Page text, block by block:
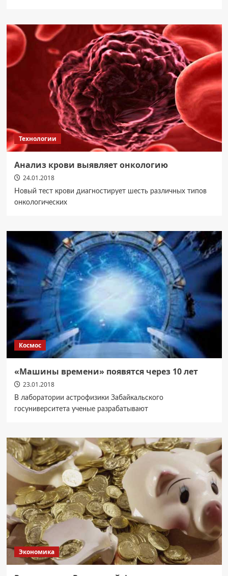
Технологии
Анализ крови выявляет онкологию
24.01.2018
Новый тест крови диагностирует шесть различных типов
онкологических
Космос
«Машины времени» появятся через 10 лет
23.01.2018
В лаборатории астрофизики Забайкальского
госуниверситета ученые разрабатывают
Экономика